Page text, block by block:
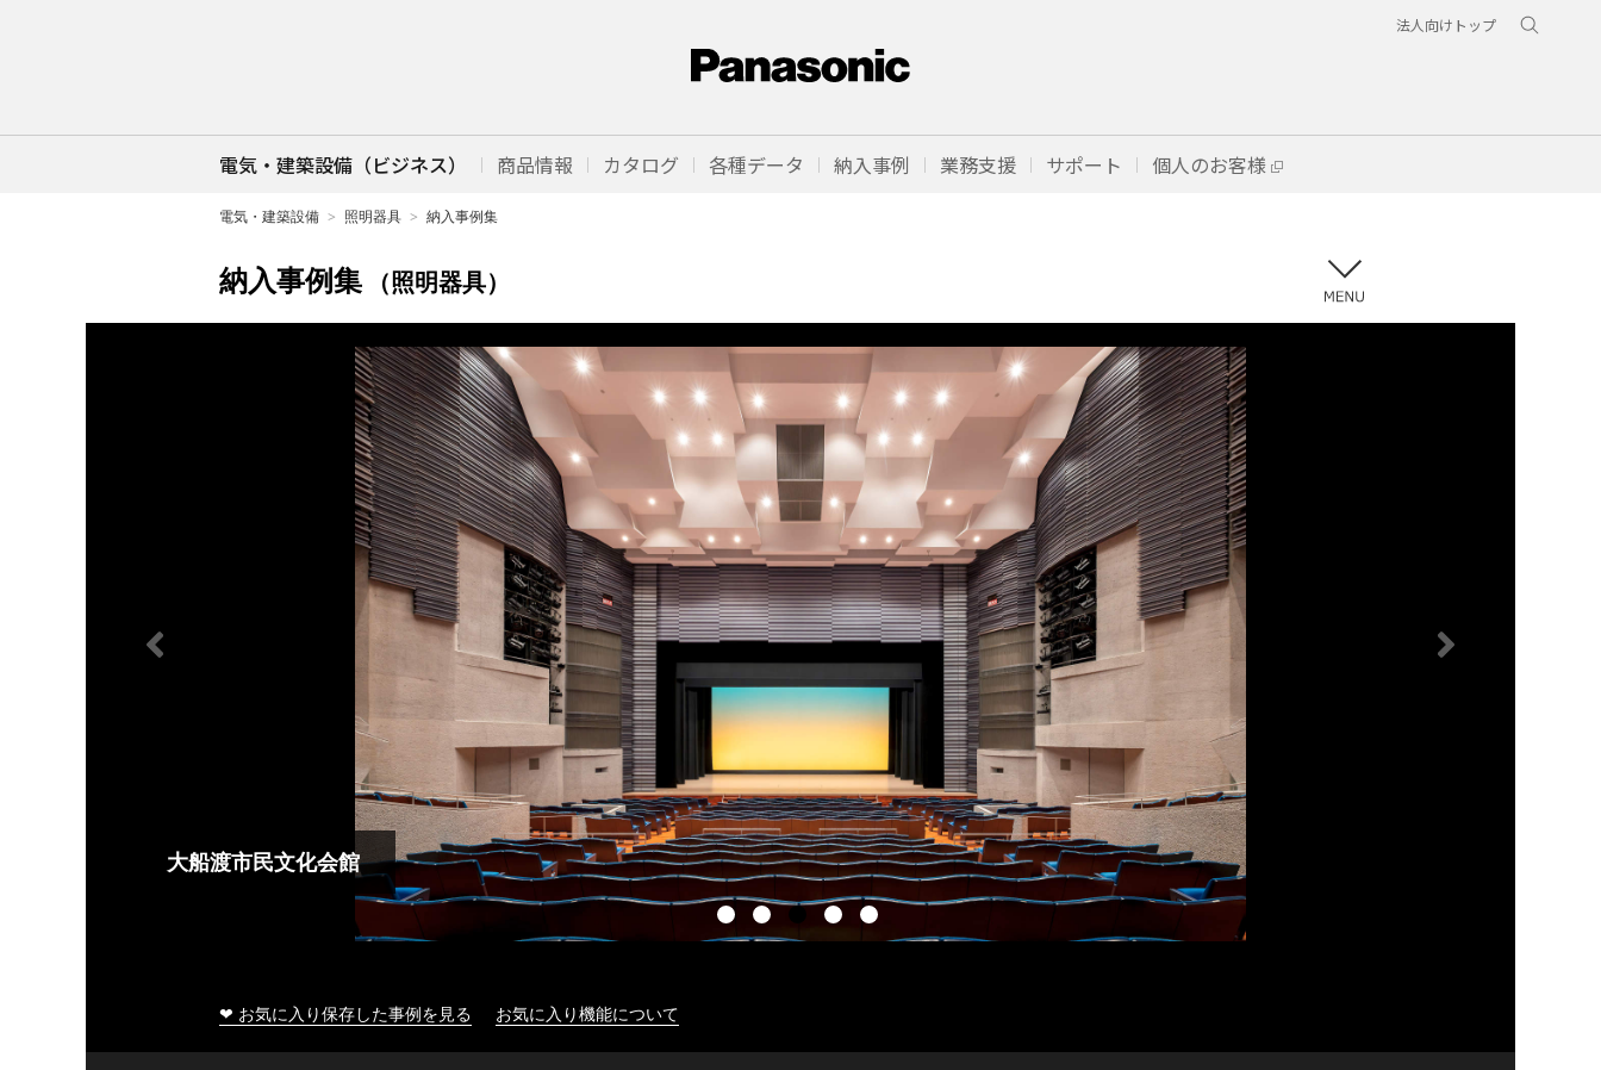
法人向けトップ
電気・建築設備（ビジネス） 商品情報 カタログ 各種データ 納入事例 業務支援 サポート 個人のお客様
電気・建築設備 照明器具 納入事例集
納入事例集 （照明器具）
大船渡市民文化会館
❤ お気に入り保存した事例を見る お気に入り機能について